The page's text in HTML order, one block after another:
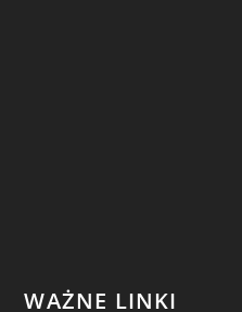
WAŻNE LINKI